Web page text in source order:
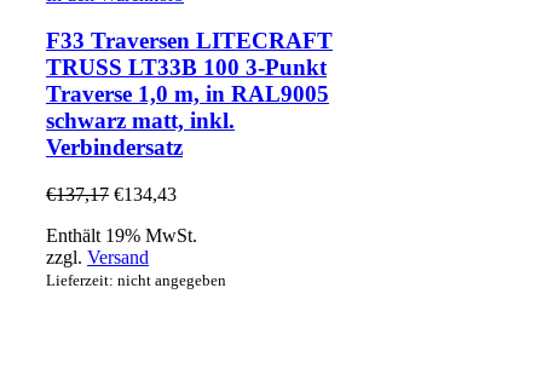
F33 Traversen LITECRAFT
TRUSS LT33B 100 3-Punkt
Traverse 1,0 m, in RAL9005
schwarz matt, inkl.
Verbindersatz
€137,17 €134,43
Enthält 19% MwSt.
zzgl. Versand
Lieferzeit: nicht angegeben